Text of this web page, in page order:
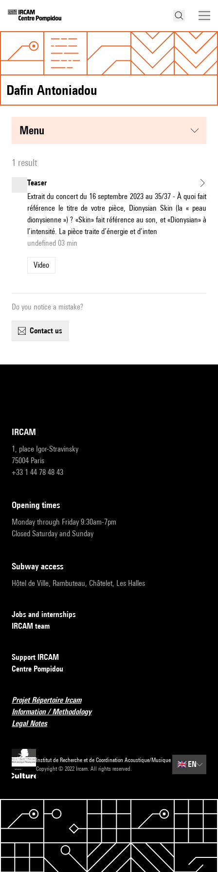
Dafin Antoniadou
menu
1 result
Teaser
Extrait du concert du 16 septembre 2023 au 35/37 - À quoi fait
référence le titre de votre pièce, Dionysian Skin (la « peau
dionysienne ») ? «Skin» fait référence au son, et «Dionysian» à
l’intensité. La pièce traite d’énergie et d’inten
undefined 03 min
Video
Do you notice a mistake?
contact us
IRCAM
1, place Igor-Stravinsky
75004 Paris
+33 1 44 78 48 43
opening times
Monday through Friday 9:30am-7pm
Closed Saturday and Sunday
subway access
Hôtel de Ville, Rambuteau, Châtelet, Les Halles
Jobs and internships
IRCAM team
Support IRCAM
Centre Pompidou
Projet Répertoire Ircam
Information / Methodology
Legal Notes
Institut de Recherche et de Coordination Acoustique/Musique
Copyright © 2022 Ircam. All rights reserved.
🇬🇧 EN